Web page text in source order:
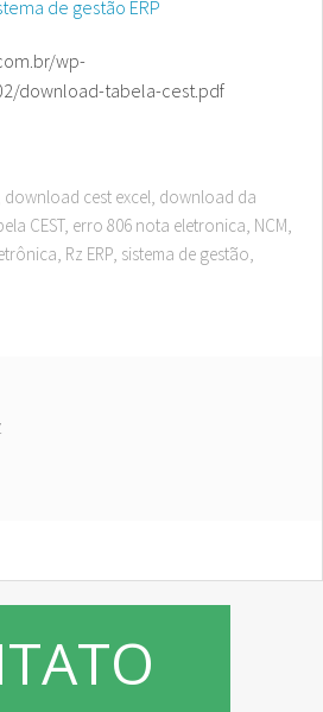
de gestão ERP
wp-
download-tabela-cest.pdf
download cest excel, download da
CEST, erro 806 nota eletronica, NCM,
, Rz ERP, sistema de gestão,